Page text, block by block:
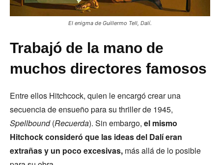
El enigma de Guillermo Tell, Dalí.
Trabajó de la mano de
muchos directores famosos
Entre ellos Hitchcock, quien le encargó crear una
secuencia de ensueño para su thriller de 1945,
Spellbound(Recuerda). Sin embargo, el mismo
Hitchock consideró que las ideas del Dalí eran
extrañas y un poco excesivas, más allá de lo posible